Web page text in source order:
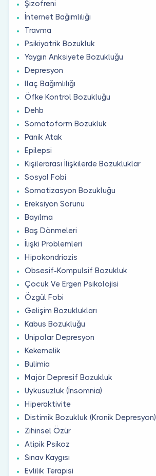
Şizofreni
İnternet Bağımlılığı
Travma
Psikiyatrik Bozukluk
Yaygın Anksiyete Bozukluğu
Depresyon
Ilaç Bağımlılığı
Öfke Kontrol Bozukluğu
Dehb
Somatoform Bozukluk
Panik Atak
Epilepsi
Kişilerarası İlişkilerde Bozukluklar
Sosyal Fobi
Somatizasyon Bozukluğu
Ereksiyon Sorunu
Bayılma
Baş Dönmeleri
İlişki Problemleri
Hipokondriazis
Obsesif-Kompulsif Bozukluk
Çocuk Ve Ergen Psikolojisi
Özgül Fobi
Gelişim Bozuklukları
Kabus Bozukluğu
Unipolar Depresyon
Kekemelik
Bulimia
Majör Depresif Bozukluk
Uykusuzluk (İnsomnia)
Hiperaktivite
Distimik Bozukluk (Kronik Depresyon)
Zihinsel Özür
Atipik Psikoz
Sınav Kaygısı
Evlilik Terapisi